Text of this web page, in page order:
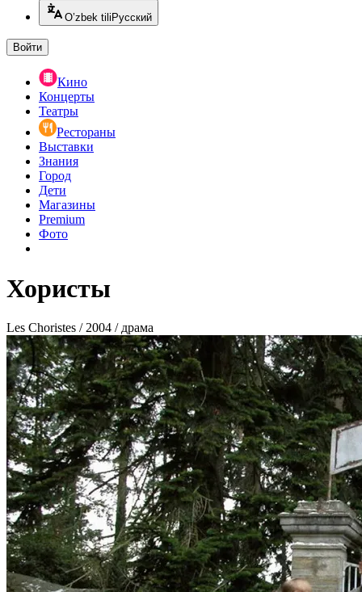
O’zbek tili Русский
Войти
Кино
Концерты
Театры
Рестораны
Выставки
Знания
Город
Дети
Магазины
Premium
Фото
Хористы
Les Choristes / 2004 / драма